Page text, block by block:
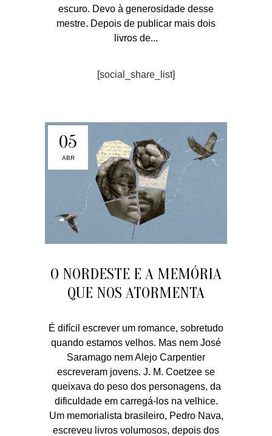
escuro. Devo à generosidade desse
mestre. Depois de publicar mais dois
livros de...
[social_share_list]
05
ABR
O NORDESTE E A MEMÓRIA
QUE NOS ATORMENTA
É difícil escrever um romance, sobretudo
quando estamos velhos. Mas nem José
Saramago nem Alejo Carpentier
escreveram jovens. J. M. Coetzee se
queixava do peso dos personagens, da
dificuldade em carregá-los na velhice.
Um memorialista brasileiro, Pedro Nava,
escreveu livros volumosos, depois dos